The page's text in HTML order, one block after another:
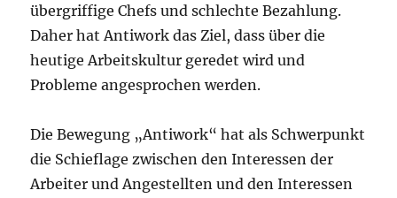
übergriffige Chefs und schlechte Bezahlung.
Daher hat Antiwork das Ziel, dass über die
heutige Arbeitskultur geredet wird und
Probleme angesprochen werden.
Die Bewegung „Antiwork“ hat als Schwerpunkt
die Schieflage zwischen den Interessen der
Arbeiter und Angestellten und den Interessen